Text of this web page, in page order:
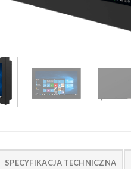
SPECYFIKACJA TECHNICZNA